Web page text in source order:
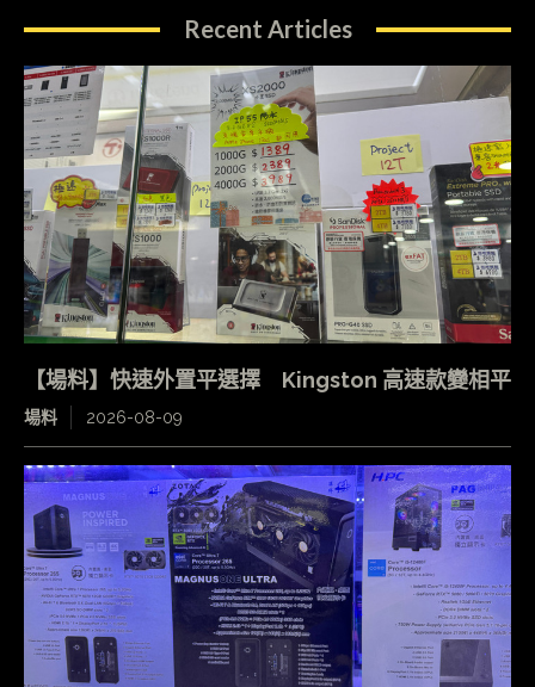
Recent Articles
【場料】快速外置平選擇 Kingston 高速款變相平
場料 2026-08-09